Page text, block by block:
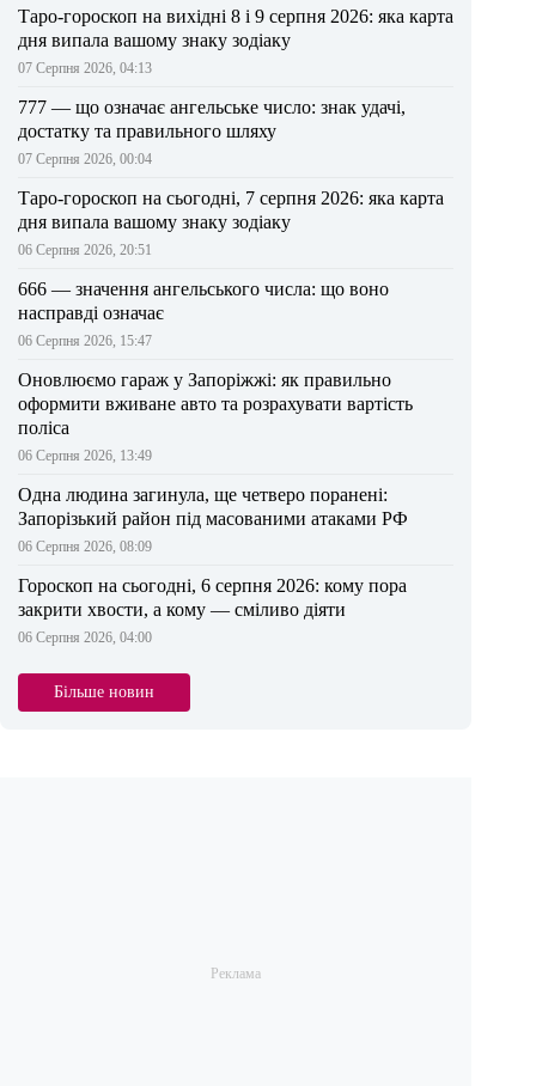
Таро-гороскоп на вихідні 8 і 9 серпня 2026: яка карта
дня випала вашому знаку зодіаку
07 Серпня 2026, 04:13
777 — що означає ангельське число: знак удачі,
достатку та правильного шляху
07 Серпня 2026, 00:04
Таро-гороскоп на сьогодні, 7 серпня 2026: яка карта
дня випала вашому знаку зодіаку
06 Серпня 2026, 20:51
666 — значення ангельського числа: що воно
насправді означає
06 Серпня 2026, 15:47
Оновлюємо гараж у Запоріжжі: як правильно
оформити вживане авто та розрахувати вартість
поліса
06 Серпня 2026, 13:49
Одна людина загинула, ще четверо поранені:
Запорізький район під масованими атаками РФ
06 Серпня 2026, 08:09
Гороскоп на сьогодні, 6 серпня 2026: кому пора
закрити хвости, а кому — сміливо діяти
06 Серпня 2026, 04:00
Більше новин